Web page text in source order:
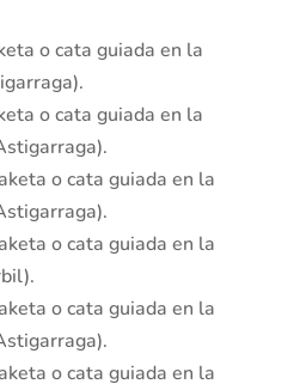
o cata guiada en la
o cata guiada en la
o cata guiada en la
o cata guiada en la
o cata guiada en la
o cata guiada en la